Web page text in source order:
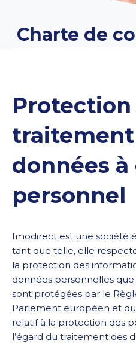
Charte de
traitement
données
personnel
Imodirect est une société
tant que telle, elle
la protection des
données personnelles
sont protégées par le
Parlement européen et du
relatif à la protection des
l’égard du traitement des